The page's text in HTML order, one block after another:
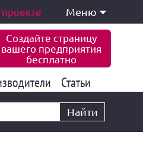
Меню
Создайте страницу
вашего предприятия
бесплатно
6 777
Статьи
Найти